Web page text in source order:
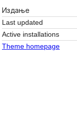
Издање
Last updated
Active installations
Theme homepage